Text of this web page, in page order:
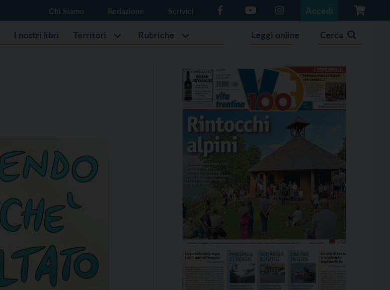
Chi Siamo Redazione Scrivici Accedi
I nostri libri Territori Rubriche Leggi online Cerca